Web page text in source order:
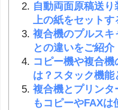
自動両面原稿送
上の紙をセットす
複合機のプルス
との違いをご紹介
コピー機や複合
は？スタック機
複合機とプリン
もコピーやFAXは